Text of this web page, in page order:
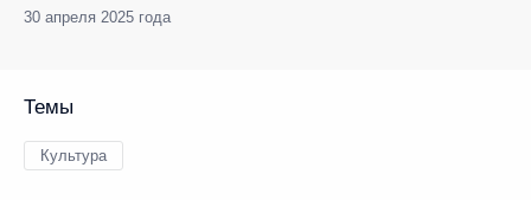
30 апреля 2025 года
Темы
Культура